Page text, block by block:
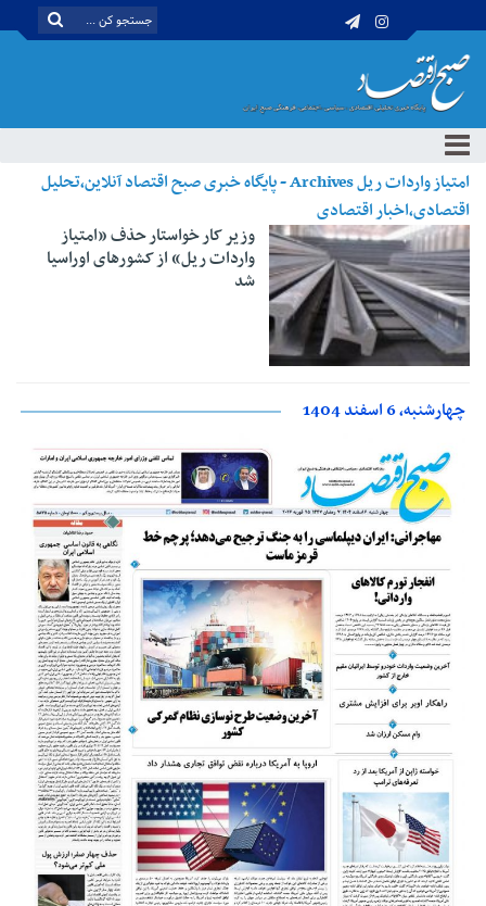
امتیاز واردات ریل Archives - پایگاه خبری صبح اقتصاد آنلاین،تحلیل
اقتصادی،اخبار اقتصادی
وزیر کار خواستار حذف «امتیاز
واردات ریل» از کشورهای اوراسیا
شد
چهارشنبه، 6 اسفند 1404